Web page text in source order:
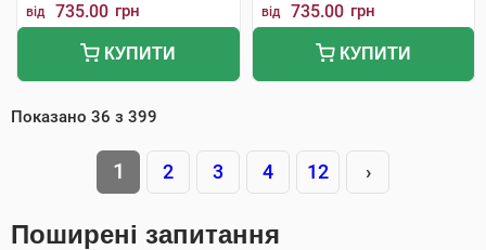
від 735.00 грн
КУПИТИ
від 735.00 грн
КУПИТИ
Показано 36 з 399
1 2 3 4 12 ›
Поширені запитання